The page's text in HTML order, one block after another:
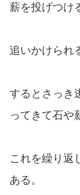
薪を投げつけ
追いかけられ
するとさっき
ってきて石や
これを繰り返
ある。